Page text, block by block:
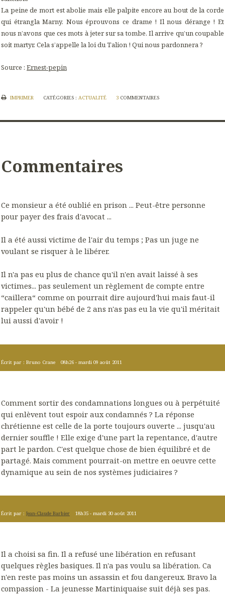
La peine de mort est abolie mais elle palpite encore au bout de la corde
qui étrangla Marny. Nous éprouvons ce drame ! Il nous dérange ! Et
nous n’avons que ces mots à jeter sur sa tombe. Il arrive qu’un coupable
soit martyr. Cela s’appelle la loi du Talion ! Qui nous pardonnera ?
Source : Ernest-pepin
IMPRIMER CATÉGORIES : ACTUALITÉ 3 COMMENTAIRES
Commentaires
Ce monsieur a été oublié en prison ... Peut-être personne
pour payer des frais d'avocat ...
Il a été aussi victime de l'air du temps ; Pas un juge ne
voulant se risquer à le libérer.
Il n'a pas eu plus de chance qu'il n'en avait laissé à ses
victimes... pas seulement un règlement de compte entre
“caillera“ comme on pourrait dire aujourd'hui mais faut-il
rappeler qu'un bébé de 2 ans n'as pas eu la vie qu'il méritait
lui aussi d'avoir !
Écrit par : Bruno Crane 08h26 -mardi 09 août 2011
Comment sortir des condamnations longues ou à perpétuité
qui enlèvent tout espoir aux condamnés ? La réponse
chrétienne est celle de la porte toujours ouverte ... jusqu'au
dernier souffle ! Elle exige d'une part la repentance, d'autre
part le pardon. C'est quelque chose de bien équilibré et de
partagé. Mais comment pourrait-on mettre en oeuvre cette
dynamique au sein de nos systèmes judiciaires ?
Écrit par : Jean-Claude Barbier 18h35 -mardi 30 août 2011
Il a choisi sa fin. Il a refusé une libération en refusant
quelques règles basiques. Il n'a pas voulu sa libération. Ca
n'en reste pas moins un assassin et fou dangereux. Bravo la
compassion - La jeunesse Martiniquaise suit déjà ses pas.